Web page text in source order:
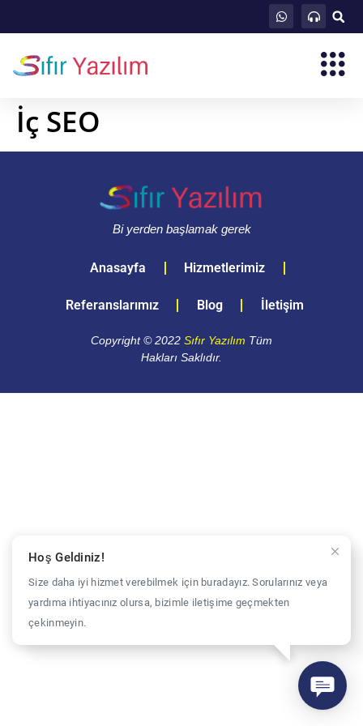
İç SEO
Bi yerden başlamak gerek
Anasayfa Hizmetlerimiz
Referanslarımız Blog İletişim
Copyright © 2022 Sıfır Yazılım Tüm
Hakları Saklıdır.
Hoş Geldiniz!
Size daha iyi hizmet verebilmek için buradayız. Sorularınız veya
yardıma ihtiyacınız olursa, bizimle iletişime geçmekten
çekinmeyin.